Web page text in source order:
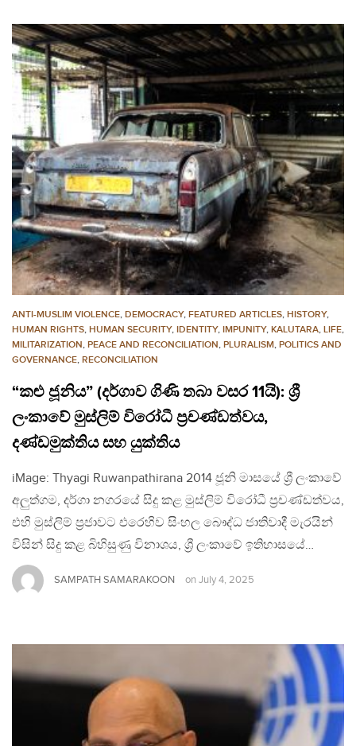
ANTI-MUSLIM VIOLENCE, DEMOCRACY, FEATURED ARTICLES, HISTORY,
HUMAN RIGHTS, HUMAN SECURITY, IDENTITY, IMPUNITY, KALUTARA, LIFE,
MILITARIZATION, PEACE AND RECONCILIATION, PLURALISM, POLITICS AND
GOVERNANCE, RECONCILIATION
“කළු ජූනිය” (දර්ගාව ගිණි තබා වසර 11යි): ශ්‍රී
ලංකාවේ මුස්ලිම් විරෝධී ප්‍රචණ්ඩත්වය,
දණ්ඩමුක්තිය සහ යුක්තිය
iMage: Thyagi Ruwanpathirana 2014 ජූනි මාසයේ ශ්‍රී ලංකාවේ
අලුත්ගම, දර්ගා නගරයේ සිදු කළ මුස්ලිම් විරෝධී ප්‍රචණ්ඩත්වය,
එහි මුස්ලිම් ප්‍රජාවට එරෙහිව සිංහල බෞද්ධ ජාතිවාදී මැරයින්
විසින් සිදු කළ බිහිසුණු විනාශය, ශ්‍රී ලංකාවේ ඉතිහාසයේ…
SAMPATH SAMARAKOON on July 4, 2025